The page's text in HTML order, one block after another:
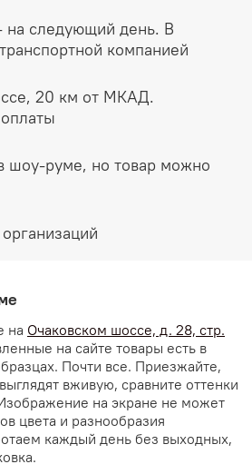
на следующий день. В
компанией
20 км от МКАД.
шоу-руме, но товар можно
на Очаковском шоссе, д. 28, стр.
на сайте товары есть в
Почти все. Приезжайте,
вживую, сравните оттенки
на экране не может
цвета и разнообразия
каждый день без выходных,